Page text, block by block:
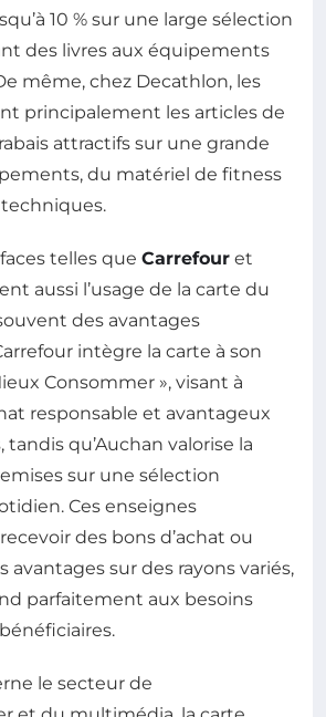
10 % sur une large sélection
des livres aux équipements
même, chez Decathlon, les
principalement les articles de
attractifs sur une grande
du matériel de fitness
telles que Carrefour et
aussi l’usage de la carte du
des avantages
intègre la carte à son
Consommer », visant à
responsable et avantageux
tandis qu’Auchan valorise la
sur une sélection
Ces enseignes
des bons d’achat ou
avantages sur des rayons variés,
parfaitement aux besoins
le secteur de